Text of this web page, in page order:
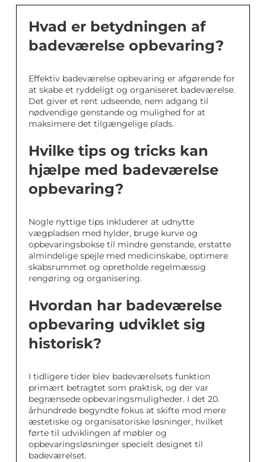
Hvad er betydningen af
badeværelse opbevaring?
Effektiv badeværelse opbevaring er afgørende for
at skabe et ryddeligt og organiseret badeværelse.
Det giver et rent udseende, nem adgang til
nødvendige genstande og mulighed for at
maksimere det tilgængelige plads.
Hvilke tips og tricks kan
hjælpe med badeværelse
opbevaring?
Nogle nyttige tips inkluderer at udnytte
vægpladsen med hylder, bruge kurve og
opbevaringsbokse til mindre genstande, erstatte
almindelige spejle med medicinskabe, optimere
skabsrummet og opretholde regelmæssig
rengøring og organisering.
Hvordan har badeværelse
opbevaring udviklet sig
historisk?
I tidligere tider blev badeværelsets funktion
primært betragtet som praktisk, og der var
begrænsede opbevaringsmuligheder. I det 20.
århundrede begyndte fokus at skifte mod mere
æstetiske og organisatoriske løsninger, hvilket
førte til udviklingen af møbler og
opbevaringsløsninger specielt designet til
badeværelset.